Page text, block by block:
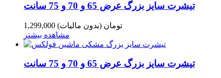
تیشرت سایز بزرگ عرض 65 و 70 و 75 سانت
1,299,000 تومان (بدون مالیات)
مشاهده بیشتر
تیشرت سایز بزرگ عرض 65 و 70 و 75 سانت